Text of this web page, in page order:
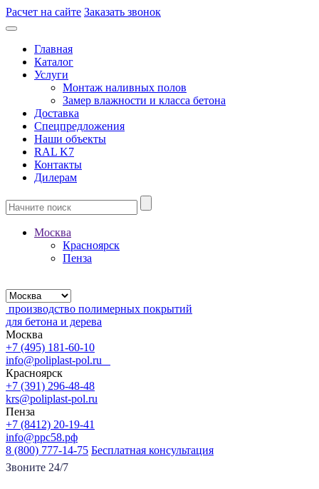
Расчет на сайте Заказать звонок
Главная
Каталог
Услуги
Монтаж наливных полов
Замер влажности и класса бетона
Доставка
Спецпредложения
Наши объекты
RAL K7
Контакты
Дилерам
Москва
Красноярск
Пенза
производство полимерных покрытий
для бетона и дерева
Москва
+7 (495) 181-60-10
info@poliplast-pol.ru
Красноярск
+7 (391) 296-48-48
krs@poliplast-pol.ru
Пенза
+7 (8412) 20-19-41
info@ррс58.рф
8 (800) 777-14-75 Бесплатная консультация
Звоните 24/7